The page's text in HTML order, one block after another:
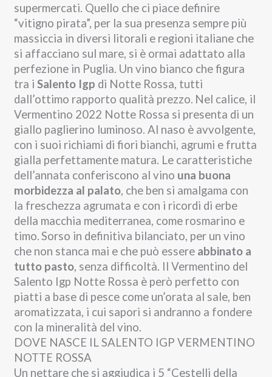
supermercati. Quello che ci piace definire
“vitigno pirata”, per la sua presenza sempre più
massiccia in diversi litorali e regioni italiane che
si affacciano sul mare, si è ormai adattato alla
perfezione in Puglia. Un vino bianco che figura
tra iSalento Igp di Notte Rossa, tutti
dall’ottimo rapporto qualità prezzo. Nel calice, il
Vermentino 2022 Notte Rossa si presenta di un
giallo paglierino luminoso. Al naso è avvolgente,
con i suoi richiami di fiori bianchi, agrumi e frutta
gialla perfettamente matura. Le caratteristiche
dell’annata conferiscono al vino una buona
morbidezza al palato, che ben si amalgama con
la freschezza agrumata e con i ricordi di erbe
della macchia mediterranea, come rosmarino e
timo.Sorso in definitiva bilanciato, per un vino
che non stanca mai e che può essere abbinato a
tutto pasto, senza difficoltà. Il Vermentino del
Salento Igp Notte Rossa è però perfetto con
piatti a base di pesce come un’orata al sale, ben
aromatizzata, i cui sapori si andranno a fondere
con la mineralità del vino.
DOVE NASCE IL SALENTO IGP VERMENTINO
NOTTE ROSSA
Un nettare che si aggiudica i 5 “Cestelli della